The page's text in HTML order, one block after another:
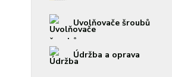
Uvolňovače šroubů
Údržba a oprava